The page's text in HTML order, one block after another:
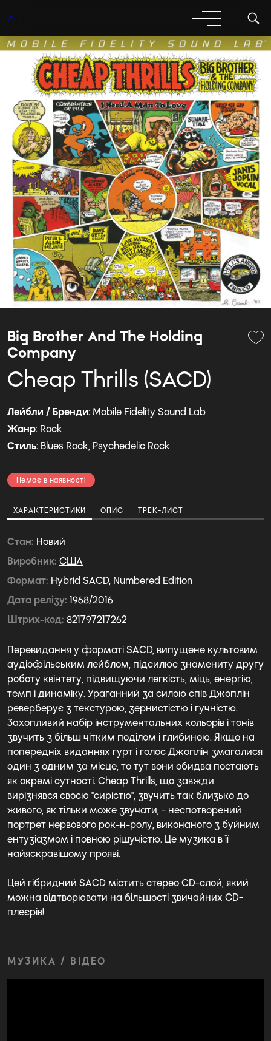
Big Brother And The Holding
Company
Cheap Thrills (SACD)
Лейбли / Бренди: Mobile Fidelity Sound Lab
Жанр: Rock
Стиль: Blues Rock, Psychedelic Rock
Немає в наявності
ХАРАКТЕРИСТИКИ ОПИС ТРЕК-ЛИСТ
Стан Новий
Виробник США
Формат Hybrid SACD, Numbered Edition
Дата релізу 1968/2016
Штрих-код 821797217262
Перевидання у форматі SACD, випущене культовим
аудіофільським лейблом, підсилює знамениту другу
роботу квінтету, підвищуючи легкість, міць, енергію,
темп і динаміку. Ураганний за силою спів Джоплін
реверберує з текстурою, зернистістю і гучністю.
Захопливий набір інструментальних кольорів і тонів
звучить з більш чітким поділом і глибиною. Якщо на
попередніх виданнях гурт і голос Джоплін змагалися
один з одним за місце, то тут вони обидва постають
як окремі сутності. Cheap Thrills, що завжди
вирізнявся своєю "сирістю", звучить так близько до
живого, як тільки може звучати, - неспотворений
портрет нервового рок-н-ролу, виконаного з буйним
ентузіазмом і повною рішучістю. Це музика в її
найяскравішому прояві.
Цей гібридний SACD містить стерео CD-слой, який
можна відтворювати на більшості звичайних CD-
плеєрів!
МУЗИКА / ВІДЕО